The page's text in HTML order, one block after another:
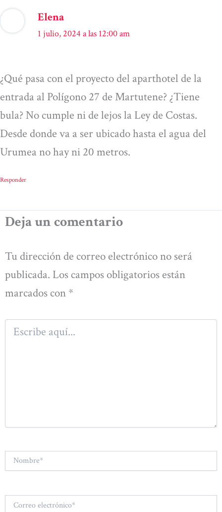
Elena
1 julio, 2024 a las 12:00 am
¿Qué pasa con el proyecto del aparthotel de la
entrada al Polígono 27 de Martutene? ¿Tiene
bula? No cumple ni de lejos la Ley de Costas.
Desde donde va a ser ubicado hasta el agua del
Urumea no hay ni 20 metros.
Responder
Deja un comentario
Tu dirección de correo electrónico no será
publicada. Los campos obligatorios están
marcados con *
aquí...
electrónico*